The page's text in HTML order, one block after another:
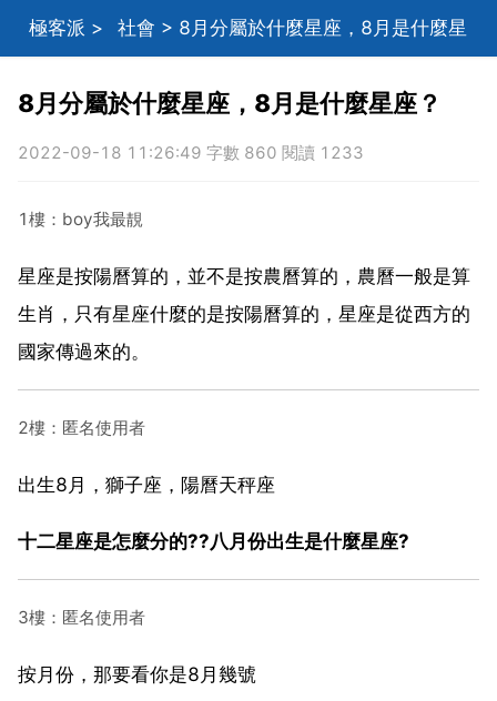
極客派 > 社會 > 8月分屬於什麼星座，8月是什麼星
8月分屬於什麼星座，8月是什麼星座？
2022-09-18 11:26:49 字數 860 閱讀 1233
1樓：boy我最靚
星座是按陽曆算的，並不是按農曆算的，農曆一般是算
生肖，只有星座什麼的是按陽曆算的，星座是從西方的
國家傳過來的。
2樓：匿名使用者
出生8月，獅子座，陽曆天秤座
十二星座是怎麼分的??八月份出生是什麼星座?
3樓：匿名使用者
按月份，那要看你是8月幾號